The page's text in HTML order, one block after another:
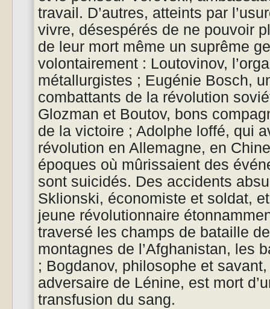
travail. D’autres, atteints par
vivre, désespérés de ne pouvoir
de leur mort même un suprême
volontairement : Loutovinov,
métallurgistes ; Eugénie Bosch,
combattants de la révolution
Glozman et Boutov, bons
de la victoire ; Adolphe loffé, qui
révolution en Allemagne, en
époques où mûrissaient des
sont suicidés. Des accidents
Sklionski, économiste et soldat,
jeune révolutionnaire
traversé les champs de bataille
montagnes de l’Afghanistan, les
; Bogdanov, philosophe et
adversaire de Lénine, est mort
transfusion du sang.